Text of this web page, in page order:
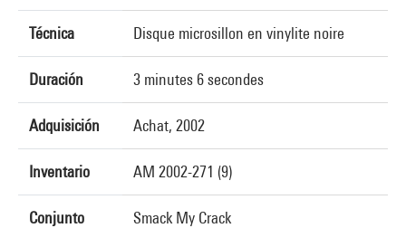
Técnica Disque microsillon en vinylite noire
Duración 3 minutes 6 secondes
Adquisición Achat, 2002
Inventario AM 2002-271 (9)
Conjunto
Smack My Crack